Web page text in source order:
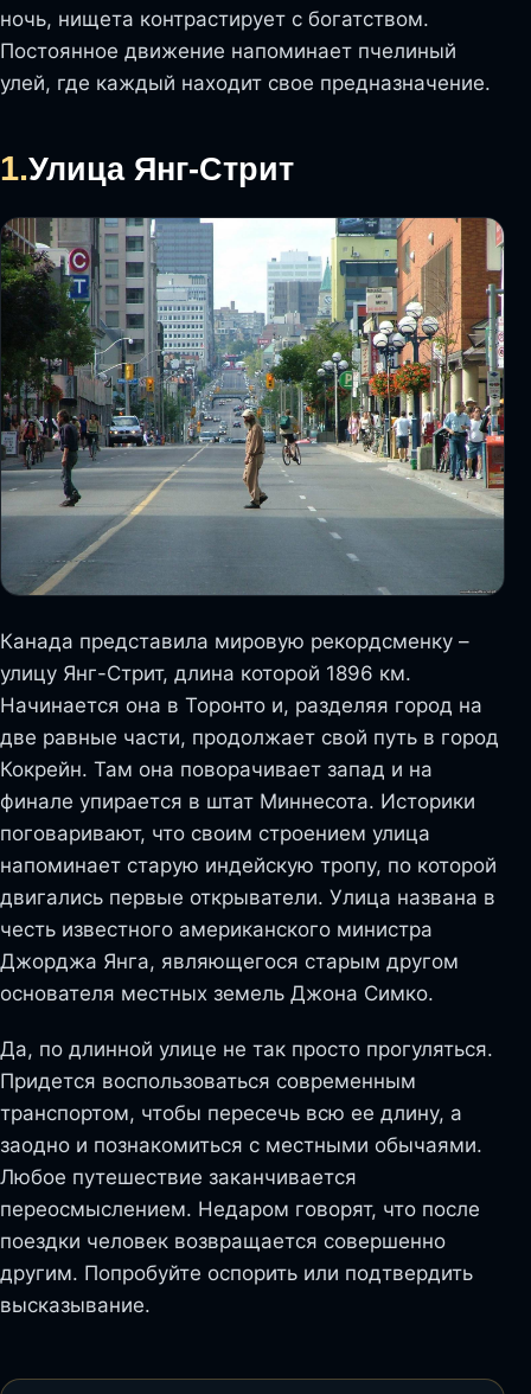
ночь, нищета контрастирует с богатством.
Постоянное движение напоминает пчелиный
улей, где каждый находит свое предназначение.
1.Улица Янг-Стрит
Канада представила мировую рекордсменку –
улицу Янг-Стрит, длина которой 1896 км.
Начинается она в Торонто и, разделяя город на
две равные части, продолжает свой путь в город
Кокрейн. Там она поворачивает запад и на
финале упирается в штат Миннесота. Историки
поговаривают, что своим строением улица
напоминает старую индейскую тропу, по которой
двигались первые открыватели. Улица названа в
честь известного американского министра
Джорджа Янга, являющегося старым другом
основателя местных земель Джона Симко.
Да, по длинной улице не так просто прогуляться.
Придется воспользоваться современным
транспортом, чтобы пересечь всю ее длину, а
заодно и познакомиться с местными обычаями.
Любое путешествие заканчивается
переосмыслением. Недаром говорят, что после
поездки человек возвращается совершенно
другим. Попробуйте оспорить или подтвердить
высказывание.